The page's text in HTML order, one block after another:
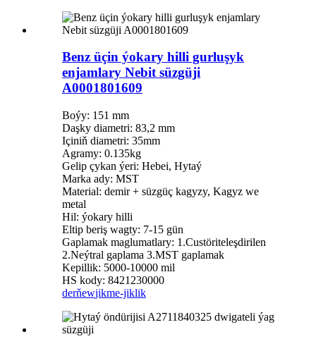
Benz üçin ýokary hilli gurluşyk
enjamlary Nebit süzgüji
A0001801609
Boýy: 151 mm
Daşky diametri: 83,2 mm
Içiniň diametri: 35mm
Agramy: 0.135kg
Gelip çykan ýeri: Hebei, Hytaý
Marka ady: MST
Material: demir + süzgüç kagyzy, Kagyz we
metal
Hil: ýokary hilli
Eltip beriş wagty: 7-15 gün
Gaplamak maglumatlary: 1.Custöriteleşdirilen
2.Neýtral gaplama 3.MST gaplamak
Kepillik: 5000-10000 mil
HS kody: 8421230000
derňewjikme-jiklik